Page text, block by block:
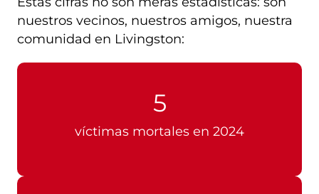
nuestros vecinos, nuestros amigos, nuestra
comunidad en Livingston:
5
víctimas mortales en 2024